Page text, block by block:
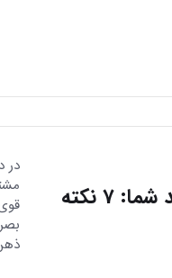
لوگوی قدرتمند، کلید هویت برند شما: 7 نکته
در